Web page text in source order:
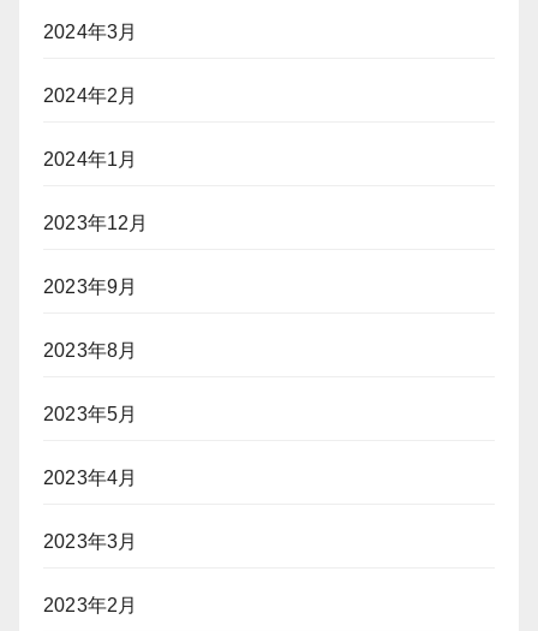
2024年3月
2024年2月
2024年1月
2023年12月
2023年9月
2023年8月
2023年5月
2023年4月
2023年3月
2023年2月